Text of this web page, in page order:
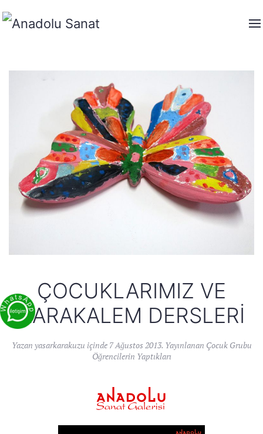
ÇOCUKLARIMIZ VE
KARAKALEM DERSLERI
Yazan yasarkarakuzu içinde 7 Ağustos 2013. Yayınlanan Çocuk Grubu
Öğrencilerin Yaptıkları